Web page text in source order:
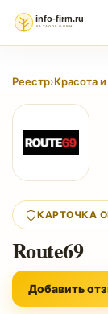
Реестр›Красота
КАРТОЧКА
Route69
Добавить